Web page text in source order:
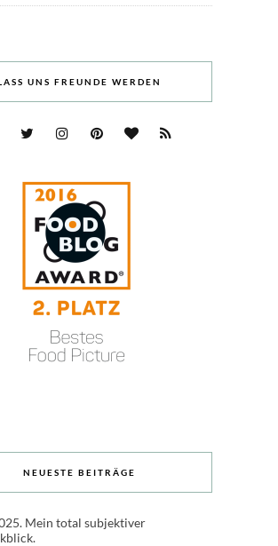
UNS FREUNDE WERDEN
NEUESTE BEITRÄGE
Mein total subjektiver